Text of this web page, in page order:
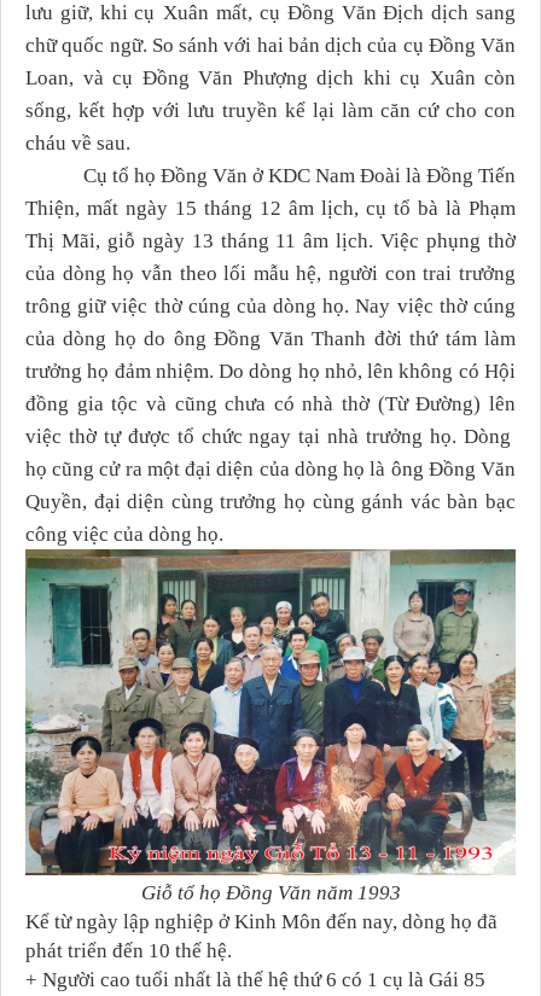
lưu giữ, khi cụ Xuân mất, cụ Đồng Văn Địch dịch sang
chữ quốc ngữ. So sánh với hai bản dịch của cụ Đồng Văn
Loan, và cụ Đồng Văn Phượng dịch khi cụ Xuân còn
sống, kết hợp với lưu truyền kể lại làm căn cứ cho con
cháu về sau.
Cụ tổ họ Đồng Văn ở KDC Nam Đoài là Đồng Tiến
Thiện, mất ngày 15 tháng 12 âm lịch, cụ tổ bà là Phạm
Thị Mãi, giỗ ngày 13 tháng 11 âm lịch. Việc phụng thờ
của dòng họ vẫn theo lối mẫu hệ, người con trai trưởng
trông giữ việc thờ cúng của dòng họ. Nay việc thờ cúng
của dòng họ do ông Đồng Văn Thanh đời thứ tám làm
trưởng họ đảm nhiệm. Do dòng họ nhỏ, lên không có Hội
đồng gia tộc và cũng chưa có nhà thờ (Từ Đường) lên
việc thờ tự được tổ chức ngay tại nhà trưởng họ. Dòng
họ cũng cử ra một đại diện của dòng họ là ông Đồng Văn
Quyền, đại diện cùng trưởng họ cùng gánh vác bàn bạc
công việc của dòng họ.
Giỗ tổ họ Đồng Văn năm 1993
Kể từ ngày lập nghiệp ở Kinh Môn đến nay, dòng họ đã
phát triển đến 10 thế hệ.
+ Người cao tuổi nhất là thế hệ thứ 6 có 1 cụ là Gái 85